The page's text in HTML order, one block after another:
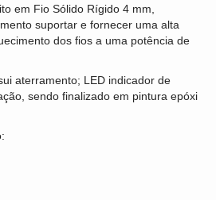
em Fio Sólido Rígido 4 mm,
suportar e fornecer uma alta
dos fios a uma potência de
aterramento; LED indicador de
sendo finalizado em pintura epóxi